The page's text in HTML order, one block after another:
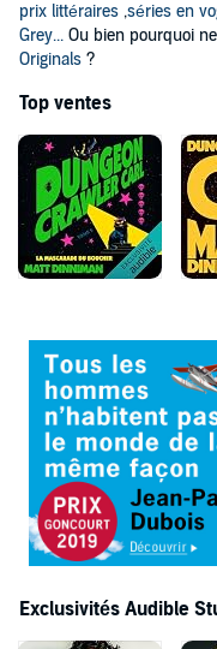
prix littéraires ,séries en
Grey... Ou bien pourquoi
Originals ?
Top ventes
Exclusivités Audible